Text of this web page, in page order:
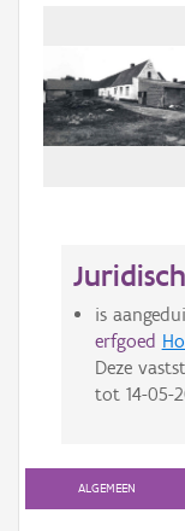
is
erfgoed
Deze
tot 14-05-
ALGEMEEN